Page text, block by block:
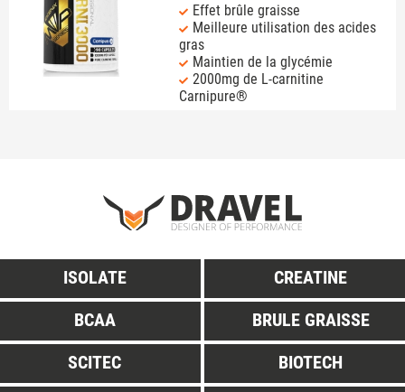
Effet brûle graisse
Meilleure utilisation des acides
gras
Maintien de la glycémie
2000mg de L-carnitine
Carnipure®
ISOLATE
CREATINE
BCAA
BRULE GRAISSE
SCITEC
BIOTECH